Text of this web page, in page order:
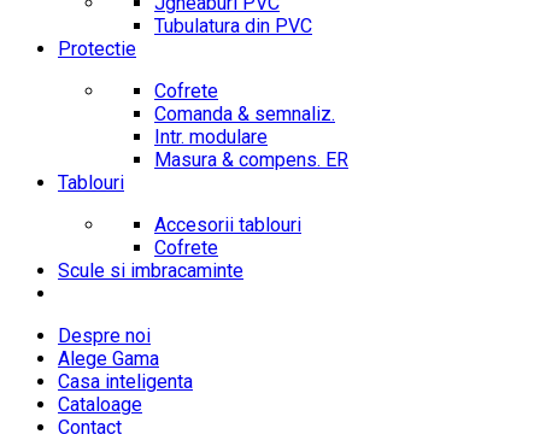
Tubulatura din PVC
Protectie
Cofrete
Comanda & semnaliz.
Intr. modulare
Masura & compens. ER
Tablouri
Accesorii tablouri
Cofrete
Scule si imbracaminte
Despre noi
Alege Gama
Casa inteligenta
Cataloage
Contact